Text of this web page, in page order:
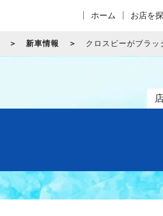
ホーム お店を
新車情報 クロスビーがブラッ